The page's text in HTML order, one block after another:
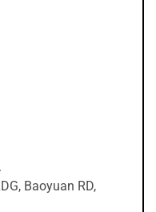
Baoyuan RD,